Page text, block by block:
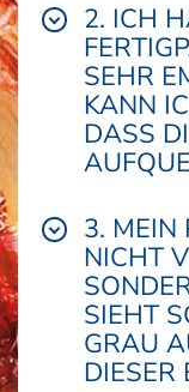
2. ICH
SEHR
KANN
DASS
3. MEIN
NICHT
SIEHT
GRAU
DIESER